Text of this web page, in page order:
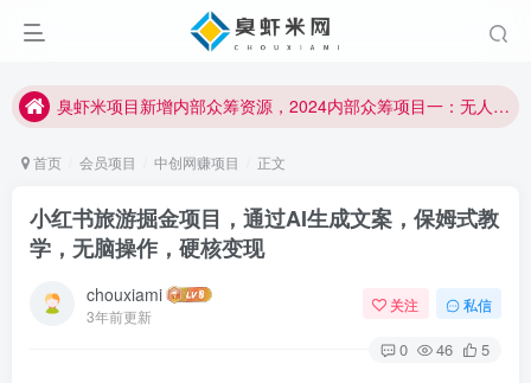
臭虾米项目新增内部众筹资源，2024内部众筹项目一：无人直播，价值1980元
臭虾米项目新增内部众筹资源，2024内部众筹项目一：无人直播，价值1980元
首页 会员项目 中创网赚项目 正文
小红书旅游掘金项目，通过AI生成文案，保姆式教
学，无脑操作，硬核变现
chouxiami
3年前更新
关注 私信
0 46 5